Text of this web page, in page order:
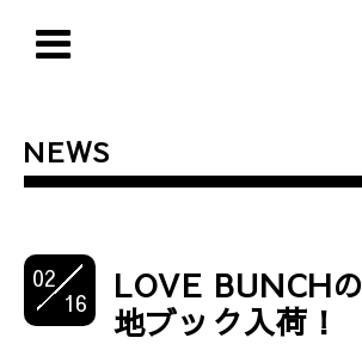
NEWS
02
16
LOVE BUNCH
地ブック入荷！